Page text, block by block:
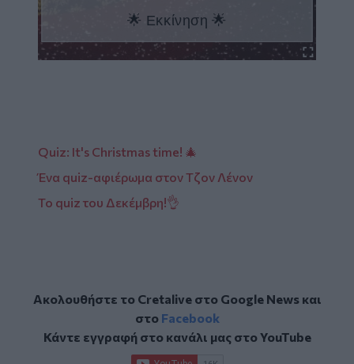
Quiz: It's Christmas time! 🎄
Ένα quiz-αφιέρωμα στον Τζον Λένον
Το quiz του Δεκέμβρη!👌
Ακολουθήστε το Cretalive στο Google Newsκαι
στο Facebook
Κάντε εγγραφή στο κανάλι μας στοYouTube